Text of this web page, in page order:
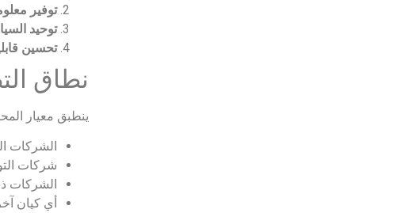
توفير
توحيد
تحسين
نطاق
ينطبق معيار المحاسبة المصري رقم 43 على
الشركات
شركات
الشركات
أي كيان